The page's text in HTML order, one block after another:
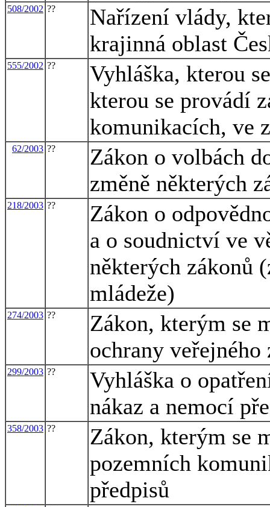
508/2002 ??
Nařízení vlády,
krajinná oblast
555/2002 ??
Vyhláška, kterou
kterou se provádí
komunikacích, ve
62/2003 ??
Zákon o volbách
změně některých
218/2003 ??
Zákon o
a o soudnictví ve
některých zákonů
mládeže)
274/2003 ??
Zákon, kterým se
ochrany veřejného
299/2003 ??
Vyhláška o
nákaz a nemocí
358/2003 ??
Zákon, kterým se
pozemních
předpisů